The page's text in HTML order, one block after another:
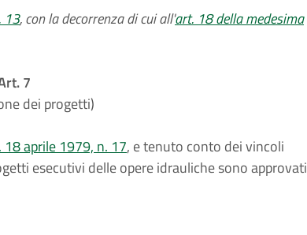
13, con la decorrenza di cui all'art. 18 della medesima
7
dei progetti)
18 aprile 1979, n. 17, e tenuto conto dei vincoli
esecutivi delle opere idrauliche sono approvati